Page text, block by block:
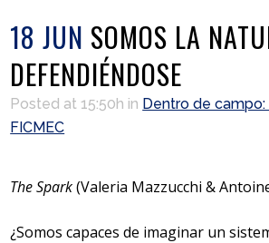
18 JUN SOMOS LA
DEFENDIÉNDOSE
Posted at 15:50h in Dentro de campo:
FICMEC
The Spark(Valeria Mazzucchi &
¿Somos capaces de imaginar un